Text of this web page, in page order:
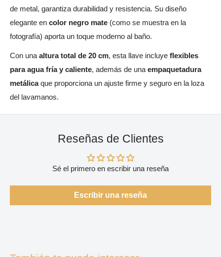
de metal, garantiza durabilidad y resistencia. Su diseño
elegante en color negro mate (como se muestra en la
fotografía) aporta un toque moderno al baño.
Con una altura total de 20 cm, esta llave incluye flexibles
para agua fría y caliente, además de una empaquetadura
metálicaque proporciona un ajuste firme y seguro en la loza
del lavamanos.
Reseñas de Clientes
Sé el primero en escribir una reseña
Escribir una reseña